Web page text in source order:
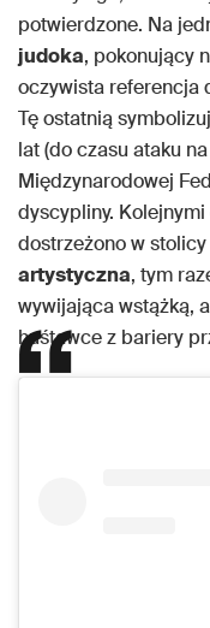
potwierdzone. Na
judoka, pokonujący
oczywista referencja
Tę ostatnią
lat (do czasu ataku
Międzynarodowej
dyscypliny.
dostrzeżono w stolicy
artystyczna, tym
wywijająca wstążką,
huśtawce z bariery